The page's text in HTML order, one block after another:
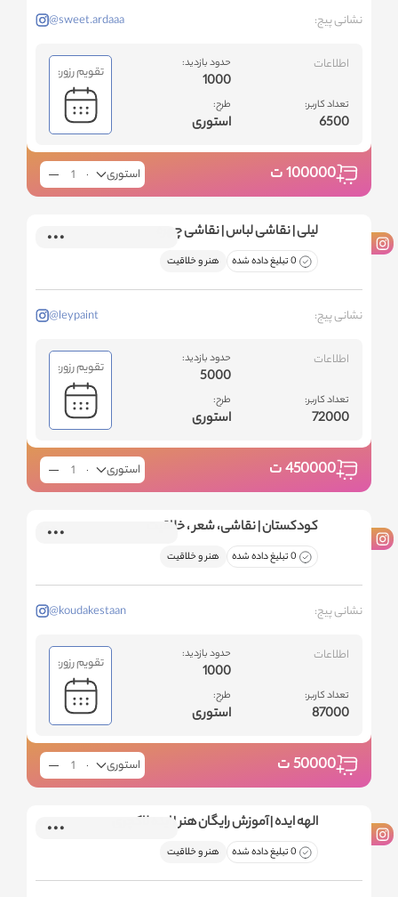
نشانی پیج: @sweet.ardaaa
اطلاعات
تعداد کاربر:
6500
حدود بازدید:
1000
طرح:
استوری
تقویم رزور:
100000ت استوری
لیلی | نقاشی لباس | نقاشی چهره
0 تبلیغ داده شده هنر و خلاقیت
نشانی پیج: @leypaint
اطلاعات
تعداد کاربر:
72000
حدود بازدید:
5000
طرح:
استوری
تقویم رزور:
450000ت استوری
کودکستان | نقاشی، شعر ، خلاقیت
0 تبلیغ داده شده هنر و خلاقیت
نشانی پیج: @koudakestaan
اطلاعات
تعداد کاربر:
87000
حدود بازدید:
1000
طرح:
استوری
تقویم رزور:
50000ت استوری
الهه ایده | آموزش رایگان هنر | ایده لاکچری
0 تبلیغ داده شده هنر و خلاقیت